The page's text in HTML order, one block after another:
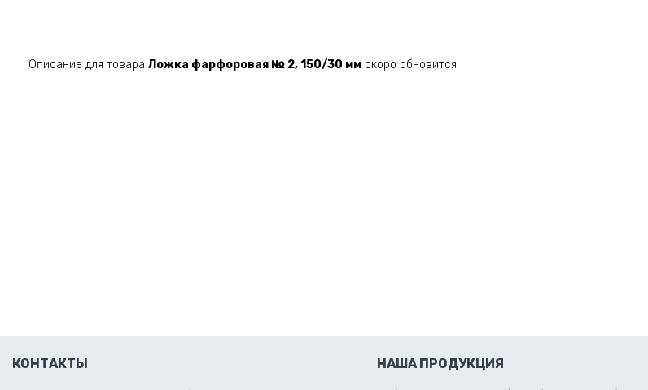
Описание для товара Ложка фарфоровая № 2, 150/30 мм скоро обновится
КОНТАКТЫ НАША ПРОДУКЦИЯ